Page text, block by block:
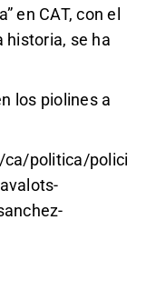
en CAT, con el
historia, se ha
los piolines a
politica/polici